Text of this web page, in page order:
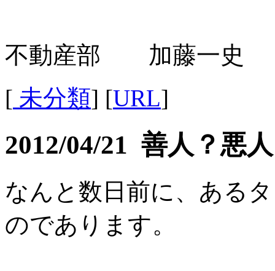
不動産部 加藤一史
[ 未分類] [URL]
2012/04/21 善人？悪
なんと数日前に、ある
のであります。